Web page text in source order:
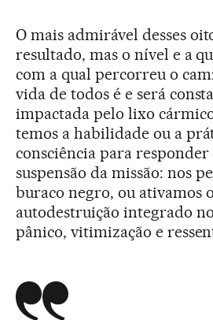
O mais admirável desses
resultado, mas o nível e a
com a qual percorreu o
vida de todos é e será
impactada pelo lixo
temos a habilidade ou a
consciência para responder
suspensão da missão: nos
buraco negro, ou ativamos
autodestruição integrado
pânico, vitimização e